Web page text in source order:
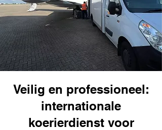
Veilig en professioneel:
internationale
koerierdienst voor